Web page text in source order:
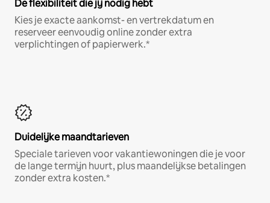
De flexibiliteit die jij nodig hebt
Kies je exacte aankomst- en vertrekdatum en
reserveer eenvoudig online zonder extra
verplichtingen of papierwerk.*
Duidelijke maandtarieven
Speciale tarieven voor vakantiewoningen die je voor
de lange termijn huurt, plus maandelijkse betalingen
zonder extra kosten.*